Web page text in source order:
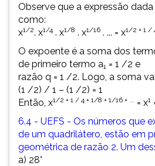
Observe que a expressão
como:
x1/2. x1/4 . x1/8 . x1/16 . ... = x1/2 + 1 /
O expoente é a soma dos
de primeiro termo a1 = 1 /2 e
razão q = 1 /2. Logo, a soma
(1 /2) / 1 – (1 /2) = 1
Então, x1/2 + 1 / 4 + 1/8 + 1/16 + ... = x1
6.4 - UEFS - Os números que
de um quadrilátero, estão em
geométrica de razão 2. Um
a) 28°